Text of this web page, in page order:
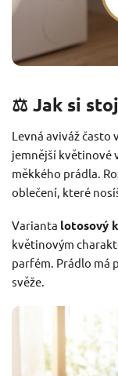
⚖️ Jak si
Levná aviváž často
jemnější květinové
měkkého prádla.
oblečení, které
Varianta lotosový
květinovým
parfém. Prádlo má
svěže.